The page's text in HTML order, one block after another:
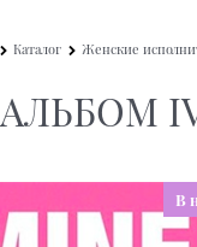
Каталог Женские
АЛЬБОМ
В